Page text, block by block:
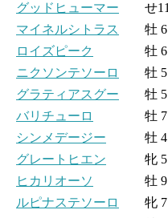
グッドヒューマー せ
マイネルシトラス
牡
ロイズピーク
牡
ニクソンテソーロ
牡
グラティアスグー 牡
バリチューロ
牡
シンメデージー 牡
グレートヒエン 牝
ヒカリオーソ
牡
ルピナステソーロ
牝